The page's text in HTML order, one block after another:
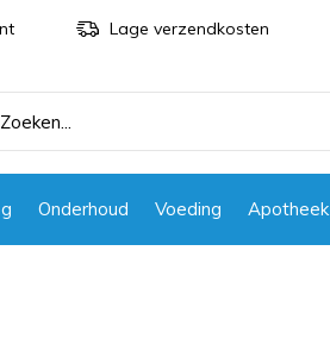
Onderhoud Voeding Apotheek
Lage verzendkosten